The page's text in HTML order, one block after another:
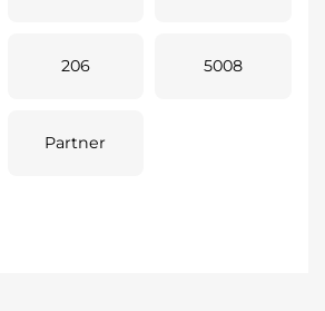
206 5008
Partner